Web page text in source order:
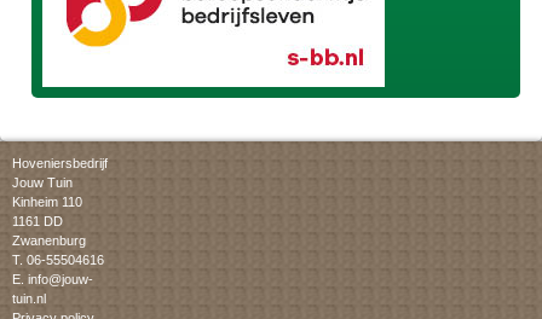
Hoveniersbedrijf
Jouw Tuin
Kinheim 110
1161 DD
Zwanenburg
T. 06-55504616
E. info@jouw-
tuin.nl